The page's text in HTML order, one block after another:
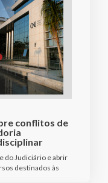
conflitos de
do Judiciário e abrir
destinados às